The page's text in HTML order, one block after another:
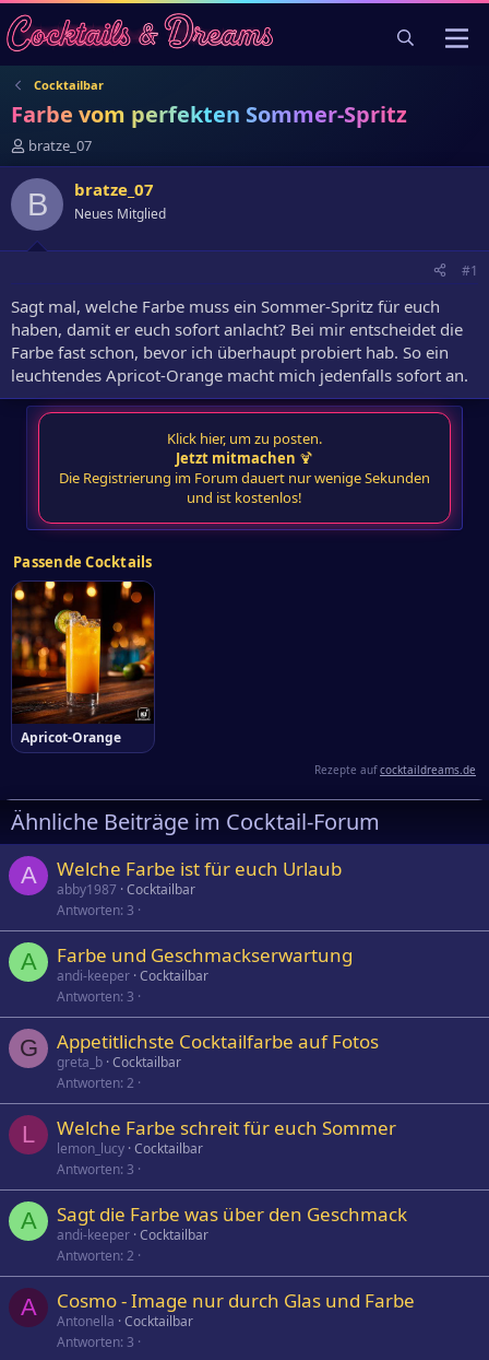
Cocktailbar
Farbe vom perfekten Sommer-Spritz
E
r
s
r
bratze_07
B bratze_07
Neues Mitglied
#1
Sagt mal, welche Farbe muss ein Sommer-Spritz für euch
haben, damit er euch sofort anlacht? Bei mir entscheidet die
Farbe fast schon, bevor ich überhaupt probiert hab. So ein
leuchtendes Apricot-Orange macht mich jedenfalls sofort an.
Klick hier, um zu posten.
Jetzt mitmachen 🍹
Die Registrierung im Forum dauert nur wenige Sekunden
und ist kostenlos!
Passende Cocktails
Apricot-Orange
Rezepte aufcocktaildreams.de
Ähnliche Beiträge im Cocktail-Forum
A Welche Farbe ist für euch Urlaub
abby1987 Cocktailbar
Antworten 3
A Farbe und Geschmackserwartung
andi-keeper Cocktailbar
Antworten 3
G Appetitlichste Cocktailfarbe auf Fotos
greta_b Cocktailbar
Antworten 2
L Welche Farbe schreit für euch Sommer
lemon_lucy Cocktailbar
Antworten 3
A Sagt die Farbe was über den Geschmack
andi-keeper Cocktailbar
Antworten 2
A Cosmo - Image nur durch Glas und Farbe
Antonella Cocktailbar
Antworten 3